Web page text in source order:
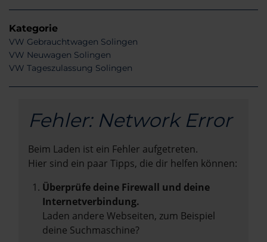
Kategorie
VW Gebrauchtwagen Solingen
VW Neuwagen Solingen
VW Tageszulassung Solingen
Fehler: Network Error
Beim Laden ist ein Fehler aufgetreten.
Hier sind ein paar Tipps, die dir helfen können:
Überprüfe deine Firewall und deine
Internetverbindung.
Laden andere Webseiten, zum Beispiel
deine Suchmaschine?